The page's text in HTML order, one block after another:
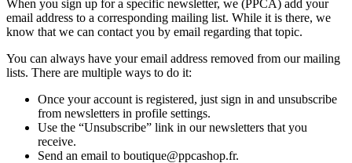
When you sign up for a specific newsletter, we (PPCA) add your
email address to a corresponding mailing list. While it is there, we
know that we can contact you by email regarding that topic.
You can always have your email address removed from our mailing
lists. There are multiple ways to do it:
Once your account is registered, just sign in and unsubscribe
from newsletters in profile settings.
Use the “Unsubscribe” link in our newsletters that you
receive.
Send an email to boutique@ppcashop.fr.